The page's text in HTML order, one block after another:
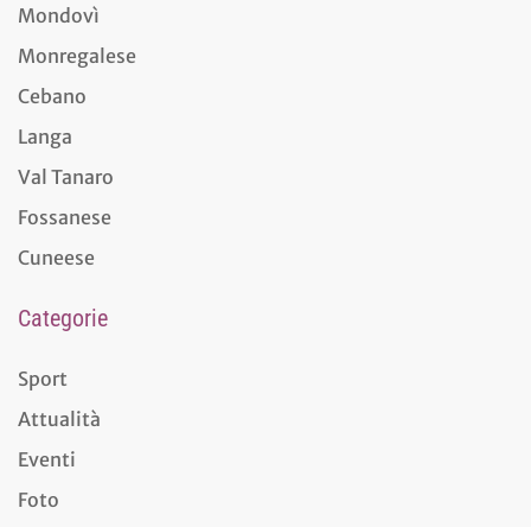
Mondovì
Monregalese
Cebano
Langa
Val Tanaro
Fossanese
Cuneese
Categorie
Sport
Attualità
Eventi
Foto